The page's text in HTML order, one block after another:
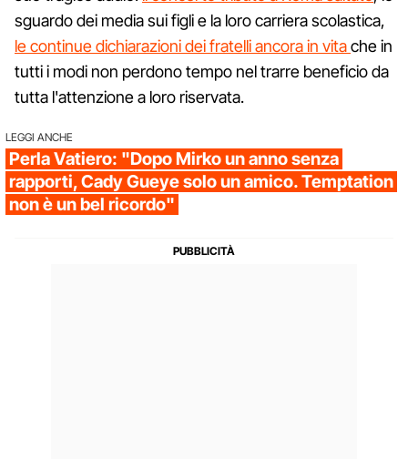
sguardo dei media sui figli e la loro carriera scolastica,
le continue dichiarazioni dei fratelli ancora in vitache in
tutti i modi non perdono tempo nel trarre beneficio da
tutta l'attenzione a loro riservata.
LEGGI ANCHE
Perla Vatiero: "Dopo Mirko un anno senza
rapporti, Cady Gueye solo un amico. Temptation
non è un bel ricordo"